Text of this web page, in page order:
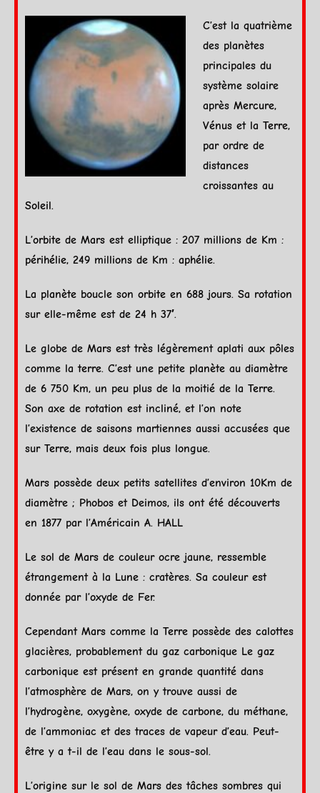
C’est la quatrième
des planètes
principales du
système solaire
après Mercure,
Vénus et la Terre,
par ordre de
distances
croissantes au
Soleil.
L’orbite de Mars est elliptique : 207 millions de Km :
périhélie, 249 millions de Km : aphélie.
La planète boucle son orbite en 688 jours. Sa rotation
sur elle-même est de 24 h 37′.
Le globe de Mars est très légèrement aplati aux pôles
comme laterre. C’est une petite planète au diamètre
de 6 750 Km, un peu plus de la moitié de la Terre.
Son axe de rotation est incliné, et l’on note
l’existence de saisons martiennes aussi accusées que
sur Terre, mais deux fois plus longue.
Mars possède deux petits satellites d’environ 10Km de
diamètre ; Phobos et Deimos, ils ont été découverts
en 1877 par l’Américain A. HALL
Le sol de Mars de couleur ocre jaune, ressemble
étrangement à la Lune : cratères. Sa couleur est
donnée par l’oxyde de Fer.
Cependant Mars comme la Terre possède des calottes
glacières, probablement du gaz carbonique Le gaz
carbonique est présent en grande quantité dans
l’atmosphère de Mars, on y trouve aussi de
l’hydrogène, oxygène, oxyde de carbone, du méthane,
de l’ammoniac et des traces de vapeur d’eau. Peut-
être y a t-il de l’eau dans le sous-sol.
L’origine sur le sol de Mars des tâches sombres qui